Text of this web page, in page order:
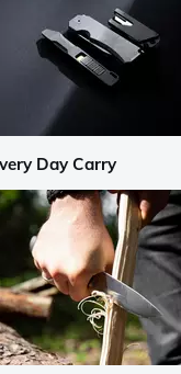
Day Carry